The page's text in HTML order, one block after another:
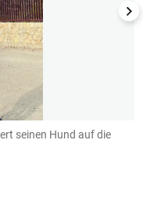
seinen Hund auf die